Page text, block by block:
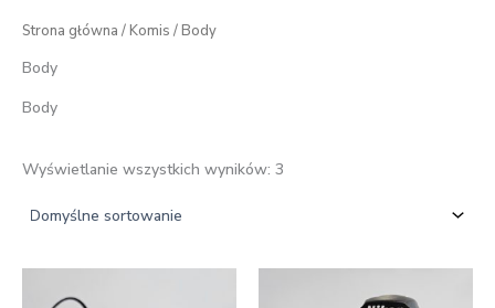
Strona główna /Komis / Body
Body
Body
Wyświetlanie wszystkich wyników: 3